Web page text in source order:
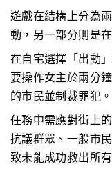
遊戲在結構上分為
動，另一部分則是
在自宅選擇「出動
要操作女主於兩分
的市民並制裁罪犯。
任務中需應對街上
抗議群眾、一般市
致未能成功救出所